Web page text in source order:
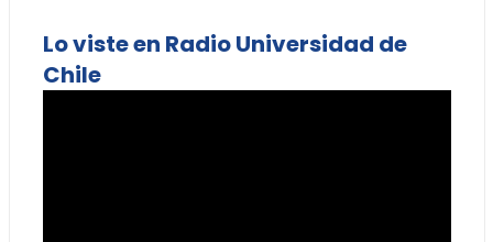
Lo viste en Radio Universidad de
Chile